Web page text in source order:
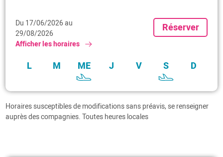
Du 17/06/2026 au
29/08/2026
Afficher les horaires
L M ME J V S D
Réserver
Départ de La
Rochelle
Arrivée à
Manchester
ME
S
Horaires susceptibles de modifications sans préavis, se renseigner
auprès des compagnies. Toutes heures locales